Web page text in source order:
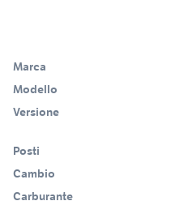
Marca
Modello
Versione
Posti
Cambio
Carburante